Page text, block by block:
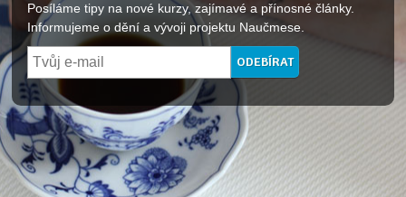
Posíláme tipy na nové kurzy, zajímavé a přínosné články.
Informujeme o dění a vývoji projektu Naučmese.